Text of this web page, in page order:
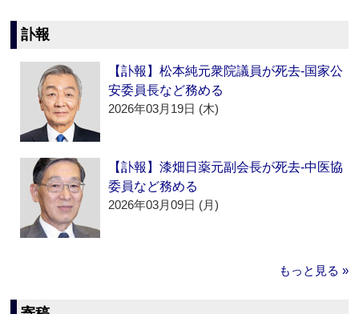
訃報
【訃報】松本純元衆院議員が死去‐国家公
安委員長など務める
2026年03月19日 (木)
【訃報】漆畑日薬元副会長が死去‐中医協
委員など務める
2026年03月09日 (月)
もっと見る »